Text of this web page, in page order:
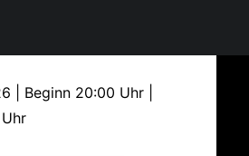
| Beginn 20:00 Uhr |